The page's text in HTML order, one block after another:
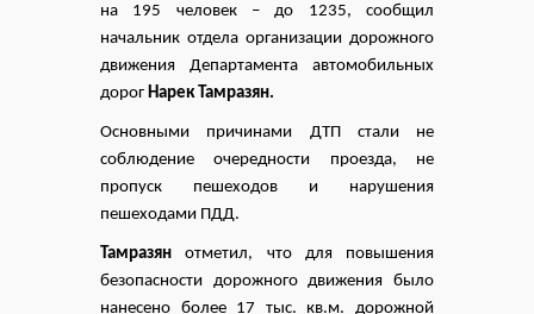
на 195 человек – до 1235, сообщил
начальник отдела организации дорожного
движения Департамента автомобильных
дорог Нарек Тамразян.
Основными причинами ДТП стали не
соблюдение очередности проезда, не
пропуск пешеходов и нарушения
пешеходами ПДД.
Тамразян отметил, что для повышения
безопасности дорожного движения было
нанесено более 17 тыс. кв.м. дорожной